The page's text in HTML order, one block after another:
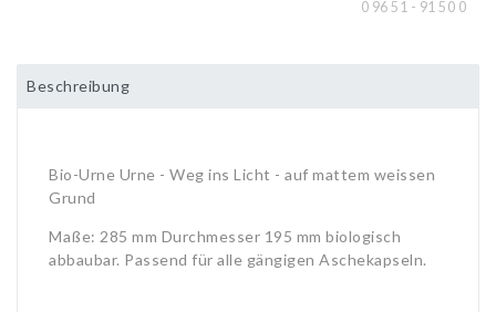
0 96 51 - 91 50 0
Beschreibung
Bio-Urne Urne - Weg ins Licht - auf mattem weissen
Grund
Maße: 285 mm Durchmesser 195 mm biologisch
abbaubar. Passend für alle gängigen Aschekapseln.